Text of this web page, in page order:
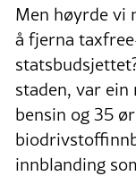
Men høyrde vi
å fjerna
staden, var
bensin og 35
innblanding